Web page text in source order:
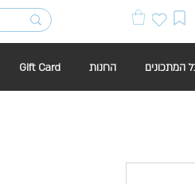
המתכונים החנות Gift Card